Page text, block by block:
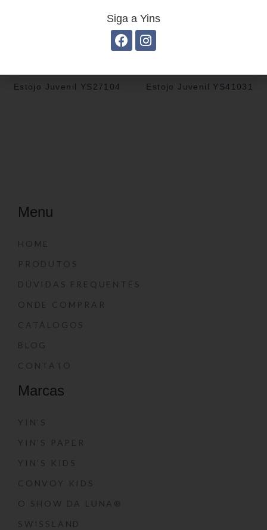
Estojo Juvenil YS27104 Estojo Juvenil YS41031
Menu
HOME
PRODUTOS
DÚVIDAS FREQUENTES
ONDE COMPRAR
CATÁLOGOS
BLOG
CONTATO
Marcas
YIN’S
YIN’S PAPER
YIN’S KIDS
CONVOY KIDS
O SHOW DA LUNA®
SWISSLAND
Siga a Yins